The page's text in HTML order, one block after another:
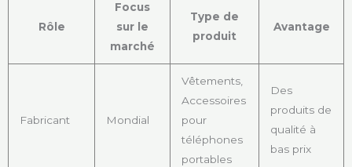
Rôle
Focus
sur le
marché
Type de
produit
Avantage
Fabricant Mondial
Vêtements,
Accessoires
pour
téléphones
portables
Des
produits de
qualité à
bas prix